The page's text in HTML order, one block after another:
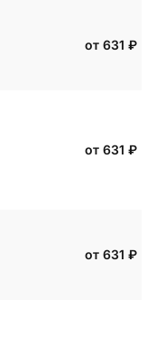
от 631 ₽
от 631 ₽
от 631 ₽